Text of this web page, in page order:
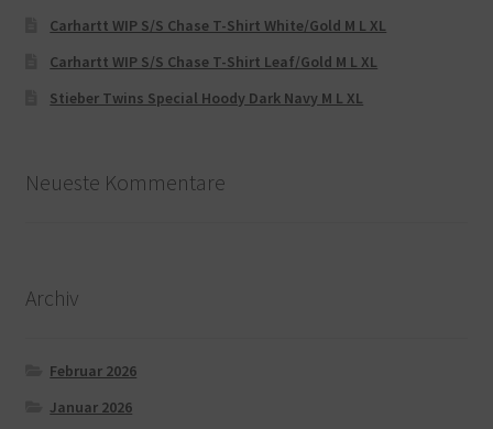
Carhartt WIP S/S Chase T-Shirt White/Gold M L XL
Carhartt WIP S/S Chase T-Shirt Leaf/Gold M L XL
Stieber Twins Special Hoody Dark Navy M L XL
Neueste Kommentare
Archiv
Februar 2026
Januar 2026